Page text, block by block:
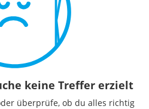
keine Treffer erzielt
überprüfe, ob du alles richtig